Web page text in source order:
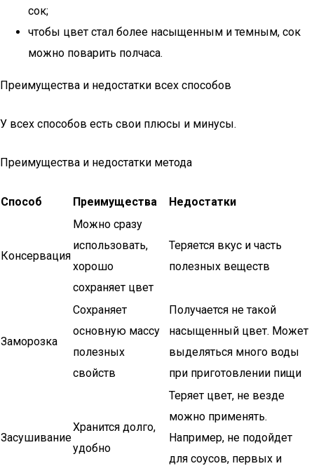
сок;
чтобы цвет стал более насыщенным и темным, сок
можно поварить полчаса.
Преимущества и недостатки всех способов
У всех способов есть свои плюсы и минусы.
Преимущества и недостатки метода
Способ Преимущества Недостатки
Консервация
Можно сразу
использовать,
хорошо
сохраняет цвет
Теряется вкус и часть
полезных веществ
Заморозка
Сохраняет
основную массу
полезных
свойств
Получается не такой
насыщенный цвет. Может
выделяться много воды
при приготовлении пищи
Засушивание
Хранится долго,
удобно
Теряет цвет, не везде
можно применять.
Например, не подойдет
для соусов, первых и